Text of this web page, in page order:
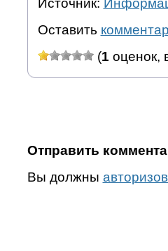
Оставить
(1 оценок,
Отправить
Вы должны